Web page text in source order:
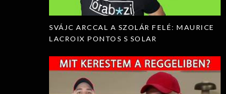
SVÁJC ARCCAL A SZOLÁR FELÉ: MAURICE
LACROIX PONTOS S SOLAR